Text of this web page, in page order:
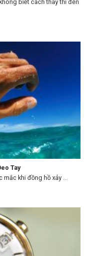
biết cách thay thì đến
Tay
khi đồng hồ xảy ...